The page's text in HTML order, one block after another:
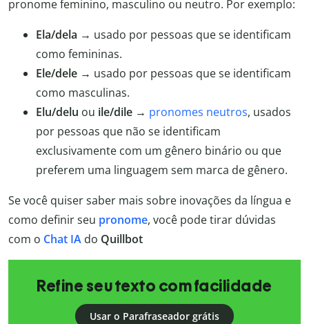
pronome feminino, masculino ou neutro. Por exemplo:
Ela/dela → usado por pessoas que se identificam
como femininas.
Ele/dele → usado por pessoas que se identificam
como masculinas.
Elu/delu ou ile/dile → pronomes neutros, usados
por pessoas que não se identificam
exclusivamente com um gênero binário ou que
preferem uma linguagem sem marca de gênero.
Se você quiser saber mais sobre inovações da língua e
como definir seu pronome, você pode tirar dúvidas
com o Chat IA do Quillbot
Refine seu texto com facilidade
Usar o Parafraseador grátis